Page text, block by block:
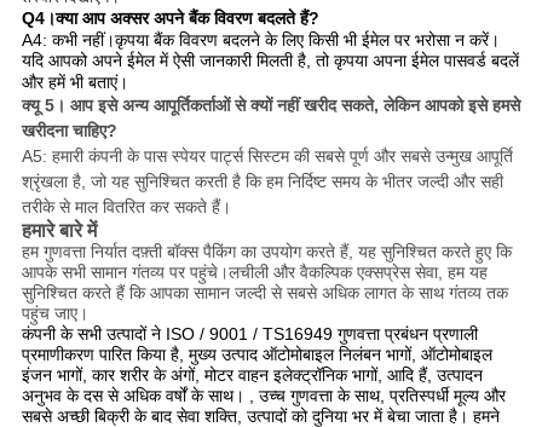
Q4।क्या आप अक्सर अपने बैंक विवरण बदलते हैं?
A4: कभी नहीं।कृपया बैंक विवरण बदलने के लिए किसी भी ईमेल पर भरोसा न करें।
यदि आपको अपने ईमेल में ऐसी जानकारी मिलती है, तो कृपया अपना ईमेल पासवर्ड बदलें
और हमें भी बताएं।
क्यू 5। आप इसे अन्य आपूर्तिकर्ताओं से क्यों नहीं खरीद सकते, लेकिन आपको इसे हमसे
खरीदना चाहिए?
A5: हमारी कंपनी के पास स्पेयर पार्ट्स सिस्टम की सबसे पूर्ण और सबसे उन्मुख आपूर्ति
श्रृंखला है, जो यह सुनिश्चित करती है कि हम निर्दिष्ट समय के भीतर जल्दी और सही
तरीके से माल वितरित कर सकते हैं।
हमारे बारे में
हम गुणवत्ता निर्यात दफ़्ती बॉक्स पैकिंग का उपयोग करते हैं, यह सुनिश्चित करते हुए कि
आपके सभी सामान गंतव्य पर पहुंचे।लचीली और वैकल्पिक एक्सप्रेस सेवा, हम यह
सुनिश्चित करते हैं कि आपका सामान जल्दी से सबसे अधिक लागत के साथ गंतव्य तक
पहुंच जाए।
कंपनी के सभी उत्पादों ने ISO / 9001 / TS16949 गुणवत्ता प्रबंधन प्रणाली
प्रमाणीकरण पारित किया है, मुख्य उत्पाद ऑटोमोबाइल निलंबन भागों, ऑटोमोबाइल
इंजन भागों, कार शरीर के अंगों, मोटर वाहन इलेक्ट्रॉनिक भागों, आदि हैं, उत्पादन
अनुभव के दस से अधिक वर्षों के साथ। , उच्च गुणवत्ता के साथ, प्रतिस्पर्धी मूल्य और
सबसे अच्छी बिक्री के बाद सेवा शक्ति, उत्पादों को दुनिया भर में बेचा जाता है। हमने